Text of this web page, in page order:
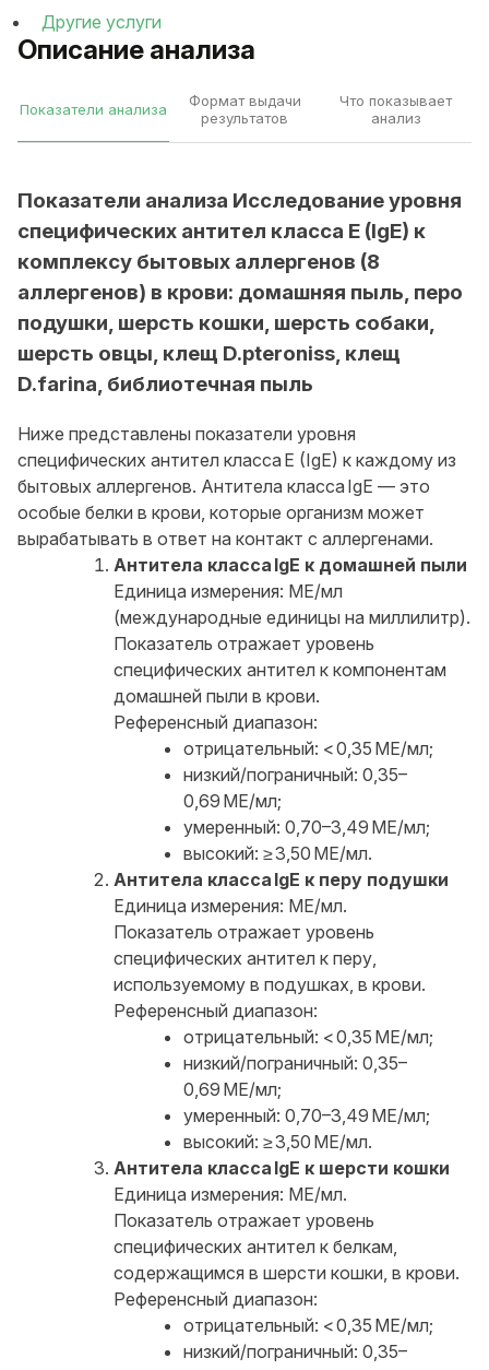
Описание анализа
Показатели анализа
Формат выдачи
результатов
Что показывает
анализ
Показатели анализа Исследование уровня
специфических антител класса E (IgE) к
комплексу бытовых аллергенов (8
аллергенов) в крови: домашняя пыль, перо
подушки, шерсть кошки, шерсть собаки,
шерсть овцы, клещ D.pteroniss, клещ
D.farina, библиотечная пыль
Ниже представлены показатели уровня
специфических антител класса E (IgE) к каждому из
бытовых аллергенов. Антитела класса IgE — это
особые белки в крови, которые организм может
вырабатывать в ответ на контакт с аллергенами.
Антитела класса IgE к домашней пыли
Единица измерения: МЕ/мл
(международные единицы на миллилитр).
Показатель отражает уровень
специфических антител к компонентам
домашней пыли в крови.
Референсный диапазон:
отрицательный: < 0,35 МЕ/мл;
низкий/пограничный: 0,35–
0,69 МЕ/мл;
умеренный: 0,70–3,49 МЕ/мл;
высокий: ≥ 3,50 МЕ/мл.
Антитела класса IgE к перу подушки
Единица измерения: МЕ/мл.
Показатель отражает уровень
специфических антител к перу,
используемому в подушках, в крови.
Референсный диапазон:
отрицательный: < 0,35 МЕ/мл;
низкий/пограничный: 0,35–
0,69 МЕ/мл;
умеренный: 0,70–3,49 МЕ/мл;
высокий: ≥ 3,50 МЕ/мл.
Антитела класса IgE к шерсти кошки
Единица измерения: МЕ/мл.
Показатель отражает уровень
специфических антител к белкам,
содержащимся в шерсти кошки, в крови.
Референсный диапазон:
отрицательный: < 0,35 МЕ/мл;
низкий/пограничный: 0,35–
Другие услуги